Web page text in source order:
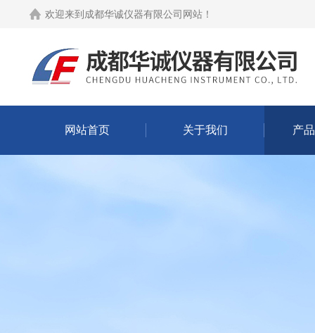
欢迎来到 成都华诚仪器有限公司网站 ！
网站首页 关于我们 产